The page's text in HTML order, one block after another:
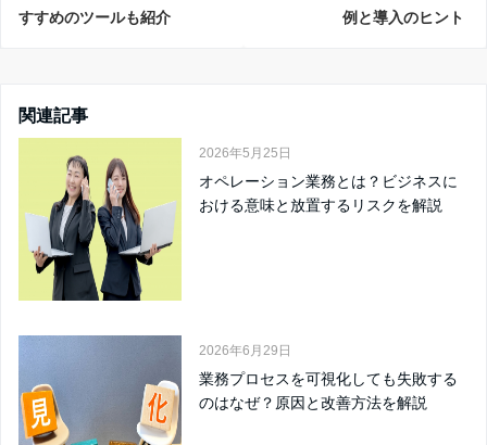
すすめのツールも紹介
例と導入のヒント
関連記事
2026年5月25日
オペレーション業務とは？ビジネスに
おける意味と放置するリスクを解説
2026年6月29日
業務プロセスを可視化しても失敗する
のはなぜ？原因と改善方法を解説